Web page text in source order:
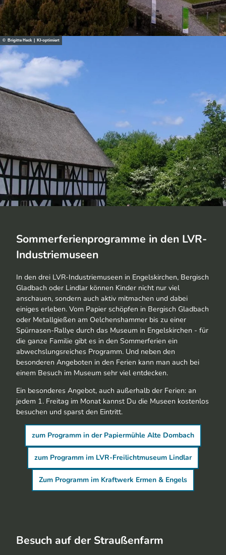
© Brigitte Heck | KI-optimiert
Sommerferienprogramme in den LVR-
Industriemuseen
In den drei LVR-Industriemuseen in Engelskirchen, Bergisch
Gladbach oder Lindlar können Kinder nicht nur viel
anschauen, sondern auch aktiv mitmachen und dabei
einiges erleben. Vom Papier schöpfen in Bergisch Gladbach
oder Metallgießen am Oelchenshammer bis zu einer
Spürnasen-Rallye durch das Museum in Engelskirchen - für
die ganze Familie gibt es in den Sommerferien ein
abwechslungsreiches Programm. Und neben den
besonderen Angeboten in den Ferien kann man auch bei
einem Besuch im Museum sehr viel entdecken.
Ein besonderes Angebot, auch außerhalb der Ferien: an
jedem 1. Freitag im Monat kannst Du die Museen kostenlos
besuchen und sparst den Eintritt.
zum Programm in der Papiermühle Alte Dombach
zum Programm im LVR-Freilichtmuseum Lindlar
Zum Programm im Kraftwerk Ermen & Engels
Besuch auf der Straußenfarm